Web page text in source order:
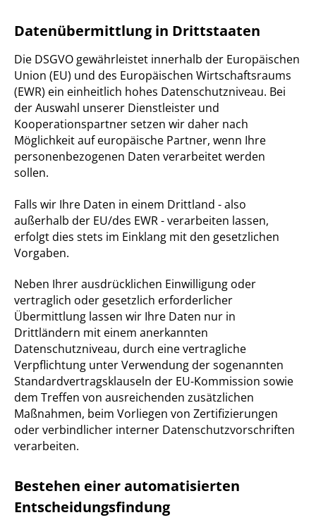
Datenübermittlung in Drittstaaten
Die DSGVO gewährleistet innerhalb der Europäischen
Union (EU) und des Europäischen Wirtschaftsraums
(EWR) ein einheitlich hohes Datenschutzniveau. Bei
der Auswahl unserer Dienstleister und
Kooperationspartner setzen wir daher nach
Möglichkeit auf europäische Partner, wenn Ihre
personenbezogenen Daten verarbeitet werden
sollen.
Falls wir Ihre Daten in einem Drittland - also
außerhalb der EU/des EWR - verarbeiten lassen,
erfolgt dies stets im Einklang mit den gesetzlichen
Vorgaben.
Neben Ihrer ausdrücklichen Einwilligung oder
vertraglich oder gesetzlich erforderlicher
Übermittlung lassen wir Ihre Daten nur in
Drittländern mit einem anerkannten
Datenschutzniveau, durch eine vertragliche
Verpflichtung unter Verwendung der sogenannten
Standardvertragsklauseln der EU-Kommission sowie
dem Treffen von ausreichenden zusätzlichen
Maßnahmen, beim Vorliegen von Zertifizierungen
oder verbindlicher interner Datenschutzvorschriften
verarbeiten.
Bestehen einer automatisierten
Entscheidungsfindung